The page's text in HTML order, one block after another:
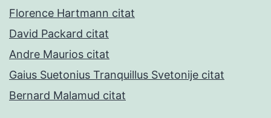
Florence Hartmann citat
David Packard citat
Andre Maurios citat
Gaius Suetonius Tranquillus Svetonije citat
Bernard Malamud citat